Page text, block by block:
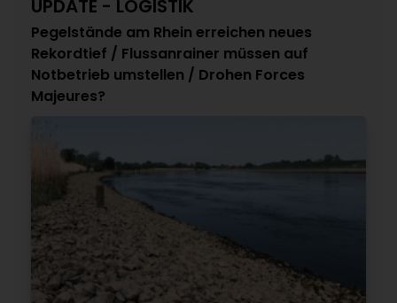
UPDATE - LOGISTIK
Pegelstände am Rhein erreichen neues
Rekordtief / Flussanrainer müssen auf
Notbetrieb umstellen / Drohen Forces
Majeures?